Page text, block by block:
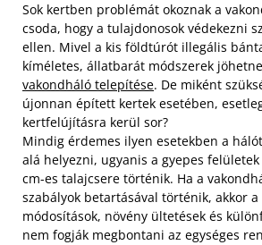
Sok kertben problémát okoznak a
csoda, hogy a tulajdonosok védekezni
ellen. Mivel a kis földtúrót illegális
kíméletes, állatbarát módszerek
vakondháló telepítése. De miként
újonnan épített kertek esetében,
kertfelújításra kerül sor?
Mindig érdemes ilyen esetekben a
alá helyezni, ugyanis a gyepes
cm-es talajcsere történik. Ha a
szabályok betartásával történik, akkor a
módosítások, növény ültetések és
nem fogják megbontani az egységes